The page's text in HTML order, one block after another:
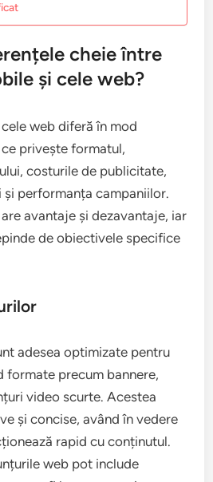
cheie între
și cele web?
web diferă în mod
privește formatul,
costurile de publicitate,
performanța campaniilor.
avantaje și dezavantaje, iar
de obiectivele specifice
adesea optimizate pentru
formate precum bannere,
video scurte. Acestea
și concise, având în vedere
rapid cu conținutul.
web pot include